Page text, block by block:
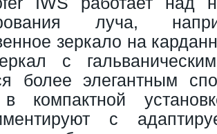
луча,
зеркало на
с
более элегантным
компактной
с